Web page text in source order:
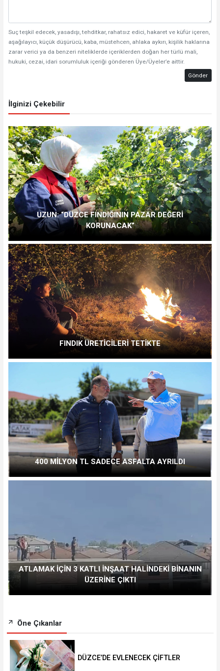
Suç teşkil edecek, yasadışı, tehditkar, rahatsız edici, hakaret ve küfür içeren,
aşağılayıcı, küçük düşürücü, kaba, müstehcen, ahlaka aykırı, kişilik haklarına
zarar verici ya da benzeri niteliklerde içeriklerden doğan her türlü mali,
hukuki, cezai, idari sorumluluk içeriği gönderen Üye/Üyeler’e aittir.
Gönder
İlginizi Çekebilir
UZUN: “DÜZCE FINDIĞININ PAZAR DEĞERİ
KORUNACAK”
FINDIK ÜRETİCİLERİ TETİKTE
400 MİLYON TL SADECE ASFALTA AYRILDI
ATLAMAK İÇİN 3 KATLI İNŞAAT HALİNDEKİ BİNANIN
ÜZERİNE ÇIKTI
Öne Çıkanlar
DÜZCE’DE EVLENECEK ÇİFTLER